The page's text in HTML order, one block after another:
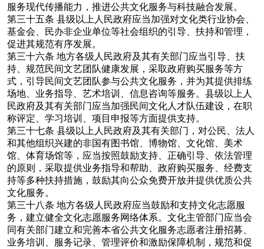
服务现代传播能力，推进公共文化服务与科技融合发展。
第三十五条 县级以上人民政府应当加强对文化类行业协会、
基金会、民办非企业单位等社会组织的引导、扶持和管理，
促进其规范有序发展。
第三十六条 地方各级人民政府及其有关部门应当引导、扶
持、规范民间文艺团队健康发展，采取政府购买服务等方
式，引导民间文艺团队参与公共文化服务，并为其提供排练
场地、业务指导、艺术培训、信息咨询等服务。县级以上人
民政府及其有关部门应当加强民间文化人才队伍建设，在职
称评定、学习培训、项目申报等方面提供支持。
第三十七条 县级以上人民政府及其有关部门，对公民、法人
和其他组织兴建的非国有图书馆、博物馆、文化馆、美术
馆、体育场馆等，应当按照鼓励支持、正确引导、依法管理
的原则，采取提供业务指导和帮助、政府购买服务、经费支
持等多种扶持措施，鼓励其向公众免费开放并提供优质公共
文化服务。
第三十八条 地方各级人民政府应当鼓励和支持文化志愿服
务，建立健全文化志愿服务网络体系。文化主管部门应当会
同有关部门建立和完善本省公共文化服务志愿者注册招募、
业务培训、服务记录、管理评价和激励保障机制，规范和促